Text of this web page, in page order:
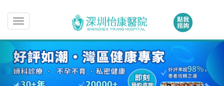
Toggle
navigation